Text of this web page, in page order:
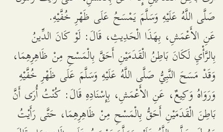
صَلَّى اللَّهُ عَلَيْهِ وَسَلَّمَ يَمْسَحُ عَلَى ظَهْرِ خُفَّيْهِ.
عَنِ الأَعْمَشِ، بِهَذَا الْحَدِيثِ، قَالَ: لَوْ كَانَ الدِّينُ
بِالرَّأْيِ لَكَانَ بَاطِنُ الْقَدَمَيْنِ أَحَقَّ بِالْمَسْحِ مِنْ ظَاهِرِهِمَا،
وَقَدْ مَسَحَ النَّبِيُّ صَلَّى اللَّهُ عَلَيْهِ وَسَلَّمَ عَلَى ظَهْرِ خُفَّيْهِ
وَرَوَاهُ وَكِيعٌ، عَنِ الأَعْمَشِ، بِإِسْنَادِهِ قَالَ: كُنْتُ أُرَى أَنَّ
بَاطِنَ الْقَدَمَيْنِ أَحَقُّ بِالْمَسْحِ مِنْ ظَاهِرِهِمَا، حَتَّى رَأَيْتُ